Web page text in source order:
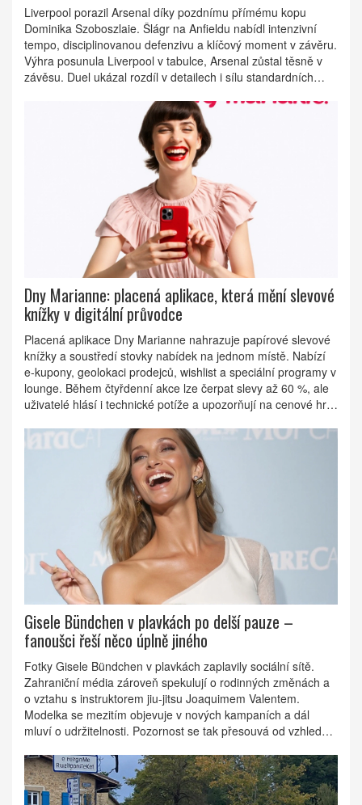
Liverpool porazil Arsenal díky pozdnímu přímému kopu
Dominika Szoboszlaie. Šlágr na Anfieldu nabídl intenzivní
tempo, disciplinovanou defenzivu a klíčový moment v závěru.
Výhra posunula Liverpool v tabulce, Arsenal zůstal těsně v
závěsu. Duel ukázal rozdíl v detailech i sílu standardních
Dny Marianne: placená aplikace, která mění slevové
knížky v digitální průvodce
Placená aplikace Dny Marianne nahrazuje papírové slevové
knížky a soustředí stovky nabídek na jednom místě. Nabízí
e-kupony, geolokaci prodejců, wishlist a speciální programy v
lounge. Během čtyřdenní akce lze čerpat slevy až 60 %, ale
uživatelé hlásí i technické potíže a upozorňují na cenové hry
maximum.
Gisele Bündchen v plavkách po delší pauze –
fanoušci řeší něco úplně jiného
Fotky Gisele Bündchen v plavkách zaplavily sociální sítě.
Zahraniční média zároveň spekulují o rodinných změnách a
o vztahu s instruktorem jiu-jitsu Joaquimem Valentem.
Modelka se mezitím objevuje v nových kampaních a dál
mluví o udržitelnosti. Pozornost se tak přesouvá od vzhledu k